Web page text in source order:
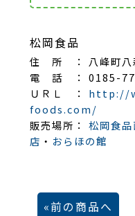
松岡食品
住 所 ： 八峰町八
電 話 ： 0185-
ＵＲＬ ： http://
foods.com/
販売場所： 松岡食
店 ・ おらほの館
前の商品へ